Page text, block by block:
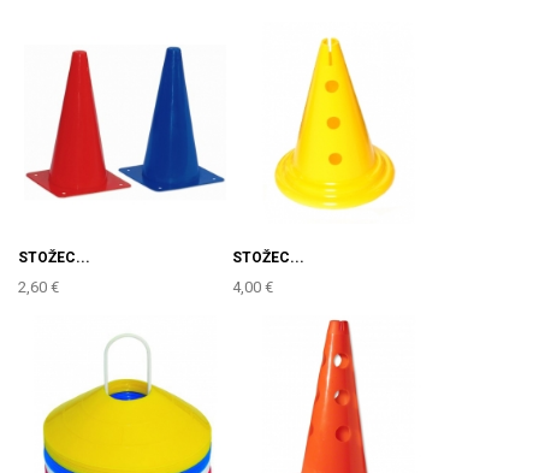
STOŽEC...
2,60 €
STOŽEC...
4,00 €